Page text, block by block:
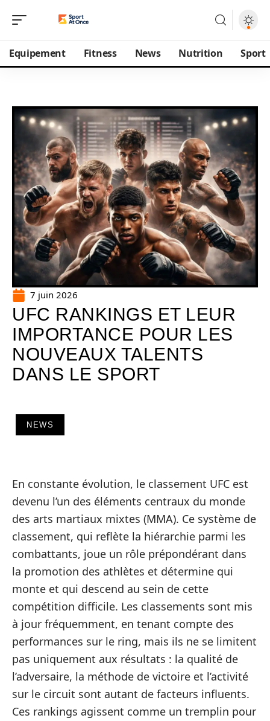
Equipement Fitness News Nutrition Sport
7 juin 2026
UFC RANKINGS ET LEUR
IMPORTANCE POUR LES
NOUVEAUX TALENTS
DANS LE SPORT
NEWS
En constante évolution, le classement UFC est
devenu l’un des éléments centraux du monde
des arts martiaux mixtes (MMA). Ce système de
classement, qui reflète la hiérarchie parmi les
combattants, joue un rôle prépondérant dans
la promotion des athlètes et détermine qui
monte et qui descend au sein de cette
compétition difficile. Les classements sont mis
à jour fréquemment, en tenant compte des
performances sur le ring, mais ils ne se limitent
pas uniquement aux résultats : la qualité de
l’adversaire, la méthode de victoire et l’activité
sur le circuit sont autant de facteurs influents.
Ces rankings agissent comme un tremplin pour